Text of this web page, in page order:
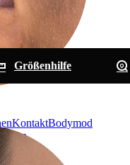
Größenhilfe
KontaktBodymod